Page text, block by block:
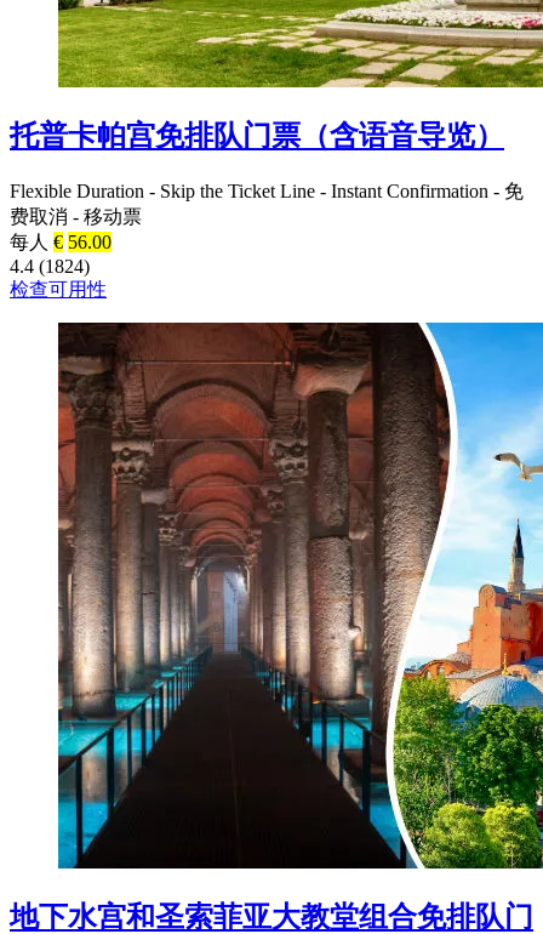
托普卡帕宫免排队门票（含语音导览）
Flexible Duration - Skip the Ticket Line - Instant Confirmation - 免
费取消 - 移动票
每人 € 56.00
4.4 (1824)
检查可用性
地下水宫和圣索菲亚大教堂组合免排队门